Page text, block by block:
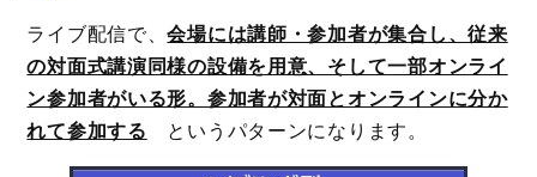
ライブ配信で、会場には講師・参加者が集合し、従来
の対面式講演同様の設備を用意、そして一部オンライ
ン参加者がいる形。参加者が対面とオンラインに分か
れて参加する
というパターンになります。